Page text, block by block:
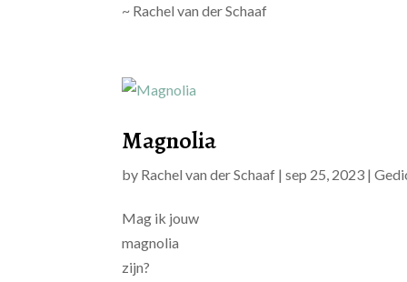
~ Rachel van der Schaaf
Magnolia
by Rachel van der Schaaf |sep 25, 2023 |
Mag ik jouw
magnolia
zijn?